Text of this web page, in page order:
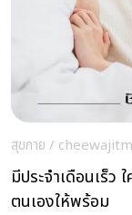
สุขกาย /
มีประจำเดือนเร็ว
ตนเองให้พร้อม